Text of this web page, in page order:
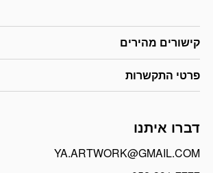
קישורים מהירים
פרטי התקשרות
דברו איתנו
YA.ARTWORK@GMAIL.COM